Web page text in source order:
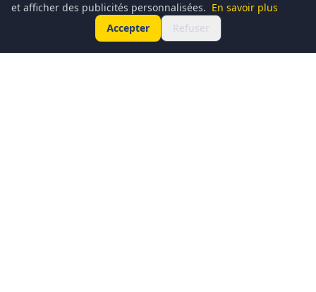
et afficher des publicités personnalisées. En savoir plus
Accepter
Refuser